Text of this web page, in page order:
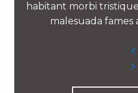
habitant morbi
malesuada fames